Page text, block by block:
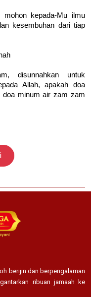
mohon kepada-Mu ilmu
kesembuhan dari tiap
disunnahkan untuk
Allah, apakah doa
doa minum air zam zam
berijin dan berpengalaman
ribuan jamaah ke